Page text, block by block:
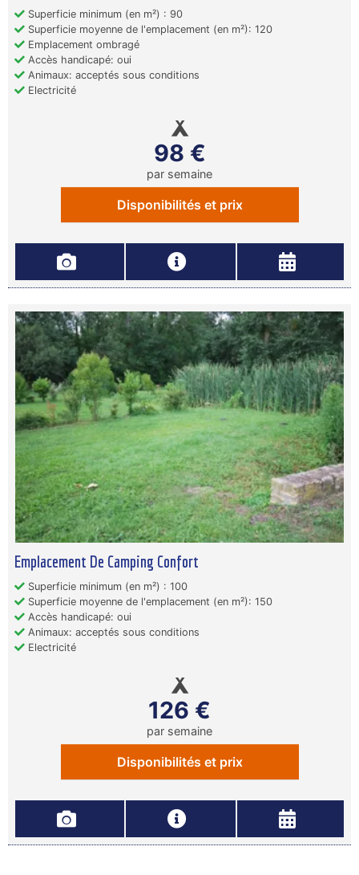
Superficie minimum (en m²) : 90
Superficie moyenne de l'emplacement (en m²): 120
Emplacement ombragé
Accès handicapé: oui
Animaux: acceptés sous conditions
Electricité
98 €
par semaine
Disponibilités et prix
Emplacement De Camping Confort
Superficie minimum (en m²) : 100
Superficie moyenne de l'emplacement (en m²): 150
Accès handicapé: oui
Animaux: acceptés sous conditions
Electricité
126 €
par semaine
Disponibilités et prix